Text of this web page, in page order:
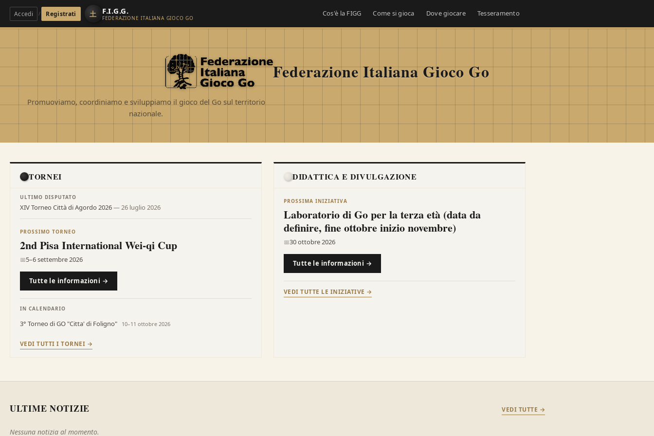
Accedi / Registrati 土 F.I.G.G.
FEDERAZIONE ITALIANA GIOCO GO
Cos'è la FIGG Come si gioca Dove giocare Tesseramento
Federazione Italiana Gioco Go
Promuoviamo, coordiniamo e sviluppiamo il gioco del Go sul territorio
nazionale.
TORNEI
ULTIMO DISPUTATO
XIV Torneo Città di Agordo 2026—26 luglio 2026
PROSSIMO TORNEO
2nd Pisa International Wei‑qi Cup
📅5–6 settembre 2026
Tutte le informazioni →
IN CALENDARIO
3° Torneo di GO "Citta' di Foligno" 10–11 ottobre 2026
VEDI TUTTI I TORNEI →
DIDATTICA E DIVULGAZIONE
PROSSIMA INIZIATIVA
Laboratorio di Go per la terza età (data da
definire, fine ottobre inizio novembre)
📅30 ottobre 2026
Tutte le informazioni →
VEDI TUTTE LE INIZIATIVE →
ULTIME NOTIZIE VEDI TUTTE →
Nessuna notizia al momento.